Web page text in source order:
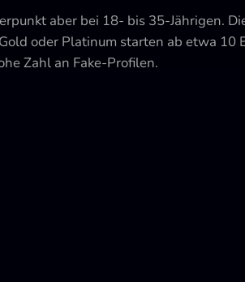
aber bei 18- bis 35-Jährigen.
oder Platinum starten ab etwa
Zahl an Fake-Profilen.